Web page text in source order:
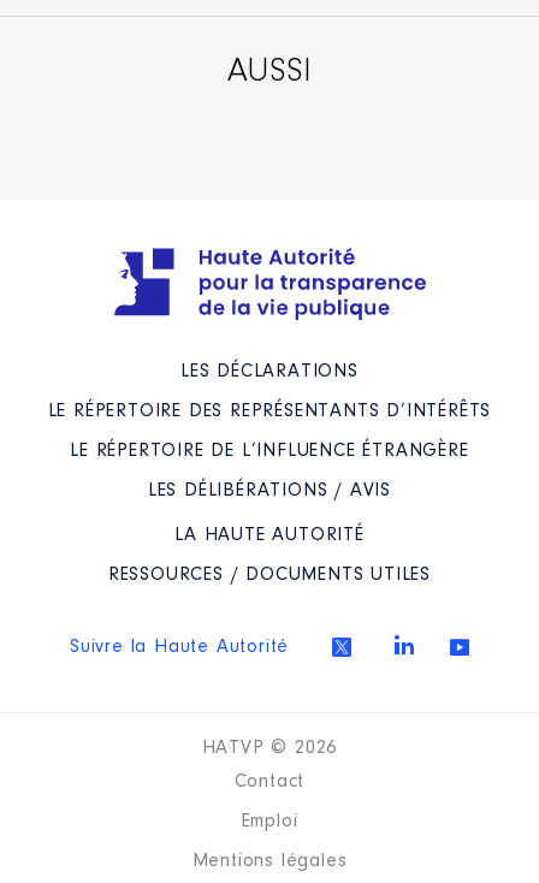
AUSSI
LES DÉCLARATIONS
LE RÉPERTOIRE DES REPRÉSENTANTS D’INTÉRÊTS
LE RÉPERTOIRE DE L’INFLUENCE ÉTRANGÈRE
LES DÉLIBÉRATIONS / AVIS
LA HAUTE AUTORITÉ
RESSOURCES / DOCUMENTS UTILES
Suivre la Haute Autorité
HATVP © 2026
Contact
Emploi
Mentions légales